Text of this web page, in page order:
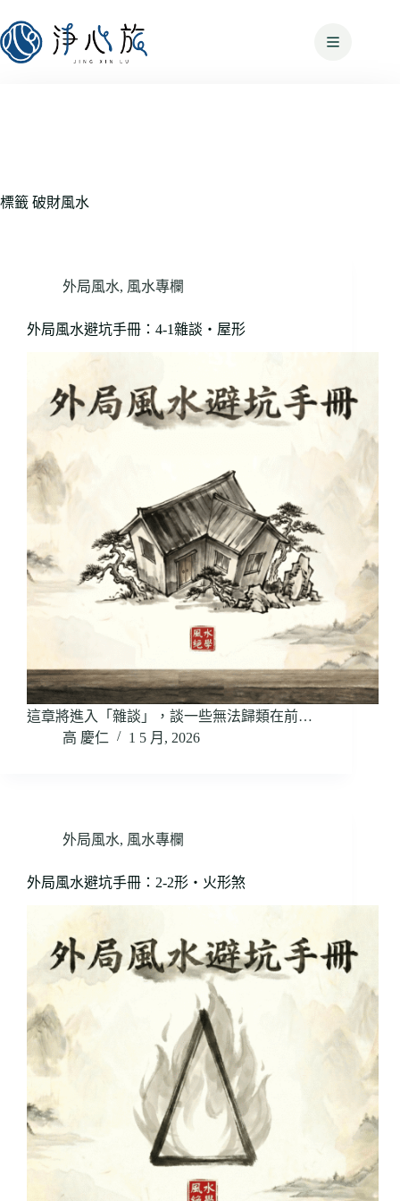
標籤 破財風水
外局風水, 風水專欄
外局風水避坑手冊：4-1雜談・屋形
這章將進入「雜談」，談一些無法歸類在前…
高 慶仁
1 5 月, 2026
外局風水, 風水專欄
外局風水避坑手冊：2-2形・火形煞